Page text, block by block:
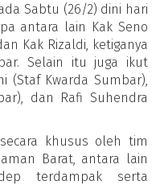
Sabtu (26/2) dini hari
antara lain Kak Seno
Kak Rizaldi, ketiganya
Selain itu juga ikut
(Staf Kwarda Sumbar),
dan Rafi Suhendra
khusus oleh tim
Barat, antara lain
terdampak serta